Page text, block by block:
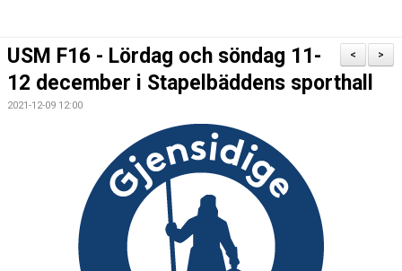
NYHETSARKIV
>
<
USM F16 - Lördag och söndag 11-
12 december i Stapelbäddens sporthall
2021-12-09 12:00